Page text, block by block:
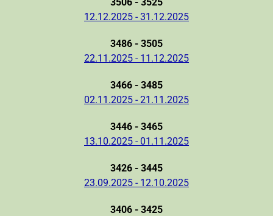
12.12.2025 - 31.12.2025
3486 - 3505
22.11.2025 - 11.12.2025
3466 - 3485
02.11.2025 - 21.11.2025
3446 - 3465
13.10.2025 - 01.11.2025
3426 - 3445
23.09.2025 - 12.10.2025
3406 - 3425